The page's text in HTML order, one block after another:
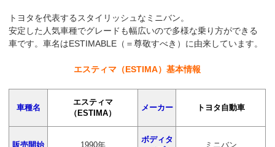
トヨタを代表するスタイリッシュなミニバン。
安定した人気車種でグレードも幅広いので多様な乗り方ができる
車です。車名はESTIMABLE（＝尊敬すべき）に由来しています。
エスティマ（ESTIMA）基本情報
車種名
エスティマ
（ESTIMA）
メーカー トヨタ自動車
販売開始 1990年
ボディタ
ミニバン